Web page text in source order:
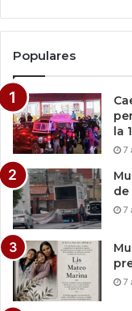
Populares
la
7
de
7
7